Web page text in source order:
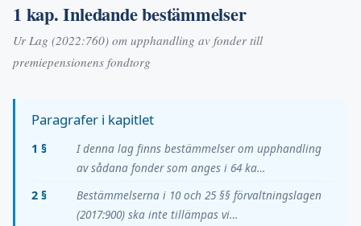
1 kap. Inledande bestämmelser
Ur Lag (2022:760) om upphandling av fonder till
premiepensionens fondtorg
Paragrafer i kapitlet
1 §
I denna lag finns bestämmelser om upphandling
av sådana fonder som anges i 64 ka…
2 §
Bestämmelserna i 10 och 25 §§ förvaltningslagen
(2017:900) ska inte tillämpas vi…